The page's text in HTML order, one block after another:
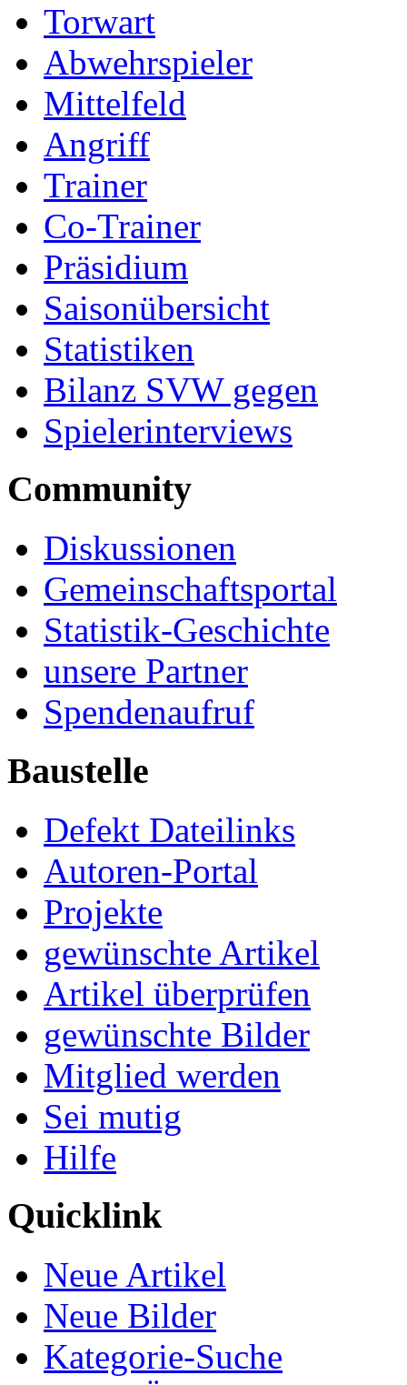
Torwart
Abwehrspieler
Mittelfeld
Angriff
Trainer
Co-Trainer
Präsidium
Saisonübersicht
Statistiken
Bilanz SVW gegen
Spielerinterviews
Community
Diskussionen
Gemeinschaftsportal
Statistik-Geschichte
unsere Partner
Spendenaufruf
Baustelle
Defekt Dateilinks
Autoren-Portal
Projekte
gewünschte Artikel
Artikel überprüfen
gewünschte Bilder
Mitglied werden
Sei mutig
Hilfe
Quicklink
Neue Artikel
Neue Bilder
Kategorie-Suche